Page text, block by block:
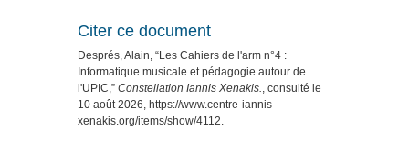
Citer ce document
Després, Alain, “Les Cahiers de l'arm n°4 :
Informatique musicale et pédagogie autour de
l'UPIC,” Constellation Iannis Xenakis., consulté le
10 août 2026, https://www.centre-iannis-
xenakis.org/items/show/4112.